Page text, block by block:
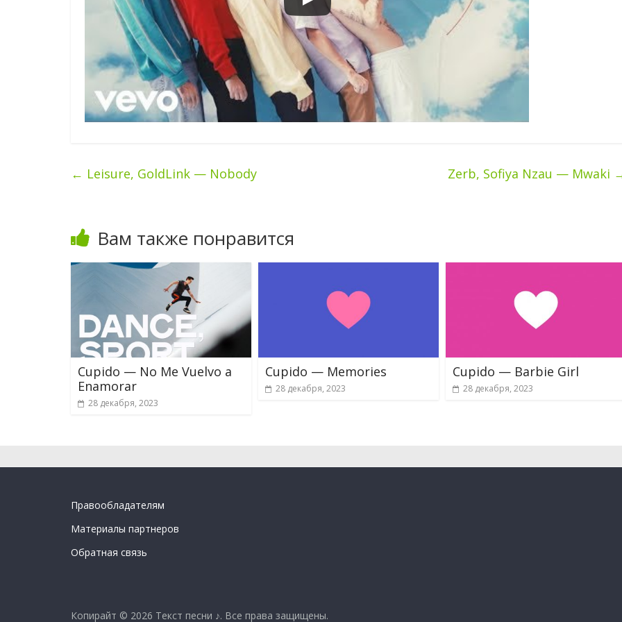
← Leisure, GoldLink — Nobody Zerb, Sofiya Nzau — Mwaki
Вам также понравится
Cupido — No Me Vuelvo a
Enamorar
28 декабря, 2023
Cupido — Memories
28 декабря, 2023
Cupido — Barbie Girl
28 декабря, 2023
Правообладателям
Материалы партнеров
Обратная связь
Копирайт © 2026 Текст песни ♪. Все права защищены.